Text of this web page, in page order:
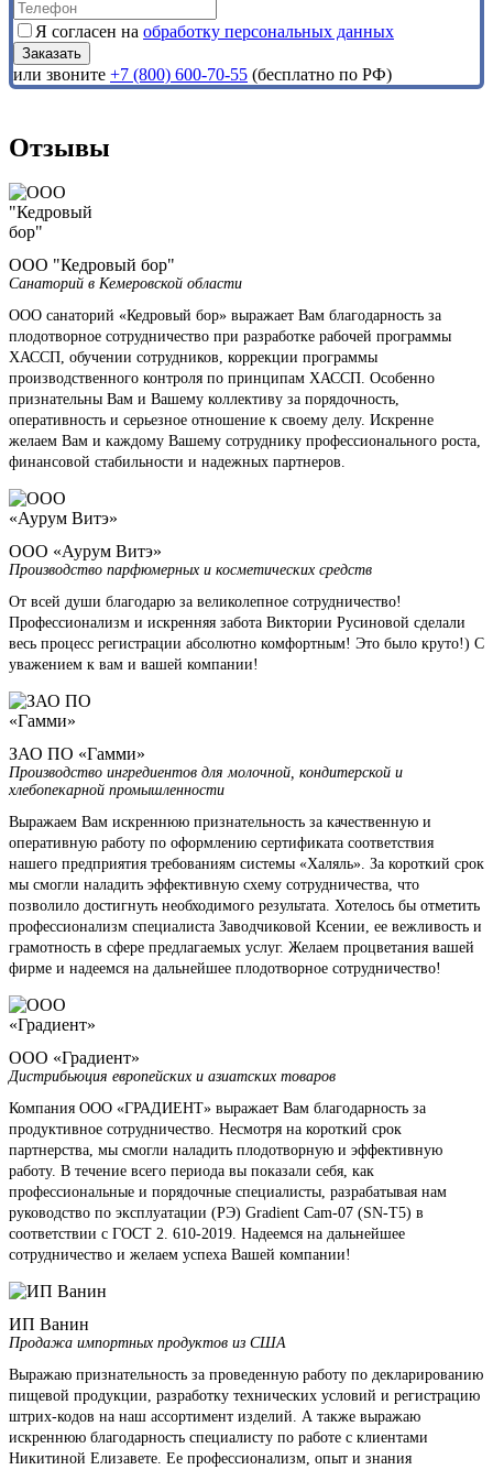
Я согласен на обработку персональных данных
или звоните +7 (800) 600-70-55 (бесплатно по РФ)
Отзывы
ООО "Кедровый бор"
Санаторий в Кемеровской области
ООО санаторий «Кедровый бор» выражает Вам благодарность за
плодотворное сотрудничество при разработке рабочей программы
ХАССП, обучении сотрудников, коррекции программы
производственного контроля по принципам ХАССП. Особенно
признательны Вам и Вашему коллективу за порядочность,
оперативность и серьезное отношение к своему делу. Искренне
желаем Вам и каждому Вашему сотруднику профессионального роста,
финансовой стабильности и надежных партнеров.
ООО «Аурум Витэ»
Производство парфюмерных и косметических средств
От всей души благодарю за великолепное сотрудничество!
Профессионализм и искренняя забота Виктории Русиновой сделали
весь процесс регистрации абсолютно комфортным! Это было круто!) С
уважением к вам и вашей компании!
ЗАО ПО «Гамми»
Производство ингредиентов для молочной, кондитерской и
хлебопекарной промышленности
Выражаем Вам искреннюю признательность за качественную и
оперативную работу по оформлению сертификата соответствия
нашего предприятия требованиям системы «Халяль». За короткий срок
мы смогли наладить эффективную схему сотрудничества, что
позволило достигнуть необходимого результата. Хотелось бы отметить
профессионализм специалиста Заводчиковой Ксении, ее вежливость и
грамотность в сфере предлагаемых услуг. Желаем процветания вашей
фирме и надеемся на дальнейшее плодотворное сотрудничество!
ООО «Градиент»
Дистрибьюция европейских и азиатских товаров
Компания ООО «ГРАДИЕНТ» выражает Вам благодарность за
продуктивное сотрудничество. Несмотря на короткий срок
партнерства, мы смогли наладить плодотворную и эффективную
работу. В течение всего периода вы показали себя, как
профессиональные и порядочные специалисты, разрабатывая нам
руководство по эксплуатации (РЭ) Gradient Cam-07 (SN-T5) в
соответствии с ГОСТ 2. 610-2019. Надеемся на дальнейшее
сотрудничество и желаем успеха Вашей компании!
ИП Ванин
Продажа импортных продуктов из США
Выражаю признательность за проведенную работу по декларированию
пищевой продукции, разработку технических условий и регистрацию
штрих-кодов на наш ассортимент изделий. А также выражаю
искреннюю благодарность специалисту по работе с клиентами
Никитиной Елизавете. Ее профессионализм, опыт и знания